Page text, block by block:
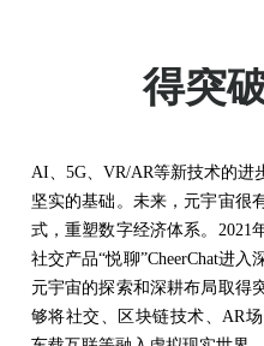
得突
AI、 5G、 VR/AR等新技术的进
坚实的基础。未来，元宇宙很
式，重塑数字经济体系。 2021
社交产品“悦聊”CheerChat进入
元宇宙的探索和深耕布局取得
够将社交、区块链技术、AR